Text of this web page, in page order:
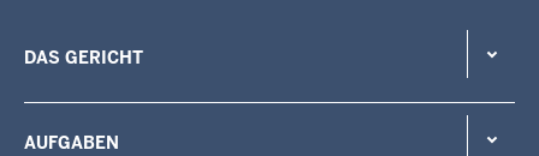
DAS GERICHT
AUFGABEN